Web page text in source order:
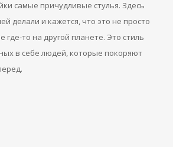
самые причудливые стулья. Здесь
делали и кажется, что это не просто
где-то на другой планете. Это стиль
в себе людей, которые покоряют